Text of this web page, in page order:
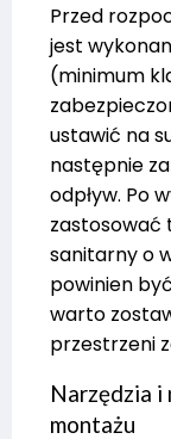
Przed
jest
(minimum
ustawić na
następnie
odpływ. Po
zastosować
sanitarny o
powinien
warto
przestrzeni
Narzędzia i
montażu